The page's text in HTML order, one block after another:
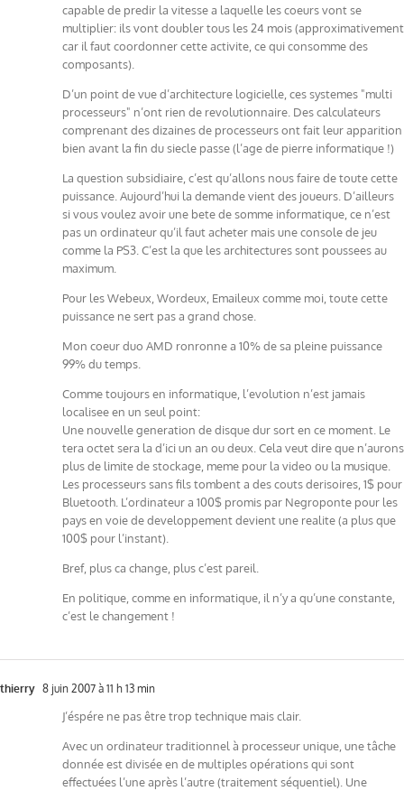
capable de predir la vitesse a laquelle les coeurs vont se
multiplier: ils vont doubler tous les 24 mois (approximativement
car il faut coordonner cette activite, ce qui consomme des
composants).
D’un point de vue d’architecture logicielle, ces systemes "multi
processeurs" n’ont rien de revolutionnaire. Des calculateurs
comprenant des dizaines de processeurs ont fait leur apparition
bien avant la fin du siecle passe (l’age de pierre informatique !)
La question subsidiaire, c’est qu’allons nous faire de toute cette
puissance. Aujourd’hui la demande vient des joueurs. D’ailleurs
si vous voulez avoir une bete de somme informatique, ce n’est
pas un ordinateur qu’il faut acheter mais une console de jeu
comme la PS3. C’est la que les architectures sont poussees au
maximum.
Pour les Webeux, Wordeux, Emaileux comme moi, toute cette
puissance ne sert pas a grand chose.
Mon coeur duo AMD ronronne a 10% de sa pleine puissance
99% du temps.
Comme toujours en informatique, l’evolution n’est jamais
localisee en un seul point:
Une nouvelle generation de disque dur sort en ce moment. Le
tera octet sera la d’ici un an ou deux. Cela veut dire que n’aurons
plus de limite de stockage, meme pour la video ou la musique.
Les processeurs sans fils tombent a des couts derisoires, 1$ pour
Bluetooth. L’ordinateur a 100$ promis par Negroponte pour les
pays en voie de developpement devient une realite (a plus que
100$ pour l’instant).
Bref, plus ca change, plus c’est pareil.
En politique, comme en informatique, il n’y a qu’une constante,
c’est le changement !
thierry 8 juin 2007 à 11 h 13 min
J’éspére ne pas être trop technique mais clair.
Avec un ordinateur traditionnel à processeur unique, une tâche
donnée est divisée en de multiples opérations qui sont
effectuées l’une après l’autre (traitement séquentiel). Une